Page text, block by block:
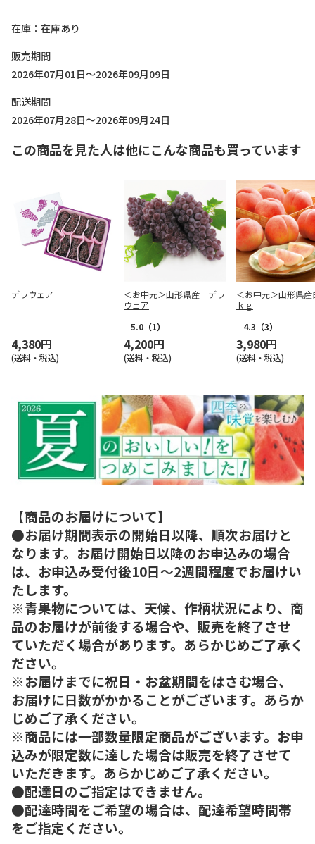
在庫
在庫あり
販売期間
2026年07月01日～2026年09月09日
配送期間
2026年07月28日～2026年09月24日
この商品を見た人は他にこんな商品も買っています
デラウェア
4,380円
(送料・税込)
＜お中元＞山形県産 デラ
ウェア
5.0 （1）
4,200円
(送料・税込)
＜お中元＞山形県産
ｋｇ
4.3 （3）
3,980円
(送料・税込)
【商品のお届けについて】
●お届け期間表示の開始日以降、順次お届けと
なります。お届け開始日以降のお申込みの場合
は、お申込み受付後10日～2週間程度でお届けい
たします。
※青果物については、天候、作柄状況により、商
品のお届けが前後する場合や、販売を終了させ
ていただく場合があります。あらかじめご了承く
ださい。
※お届けまでに祝日・お盆期間をはさむ場合、
お届けに日数がかかることがございます。あらか
じめご了承ください。
※商品には一部数量限定商品がございます。お申
込みが限定数に達した場合は販売を終了させて
いただきます。あらかじめご了承ください。
●配達日のご指定はできません。
●配達時間をご希望の場合は、配達希望時間帯
をご指定ください。